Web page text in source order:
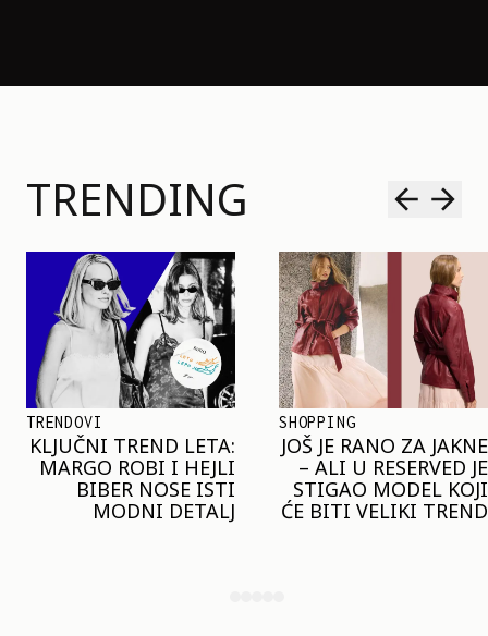
TRENDING
SHOPPING
JOŠ JE RANO ZA JAKNE
– ALI U RESERVED JE
STIGAO MODEL KOJI
ĆE BITI VELIKI TREND
TRENDOVI
NAJVEĆI MIKRO-
TREND SEZONE VAS
POZIVA DA SPOJITE
NESPOJIVO